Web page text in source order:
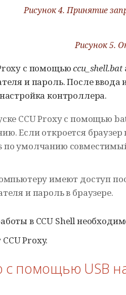
Рисунок 4. Принятие
Рисунок 5.
с помощьюccu_shell.bat
и пароль. После
контроллера.
CCU Proxyс помощью
Если откроется
по умолчанию
имеют доступ
и пароль в браузере.
в CCU Shell
CCU Proxy.
с помощью USB